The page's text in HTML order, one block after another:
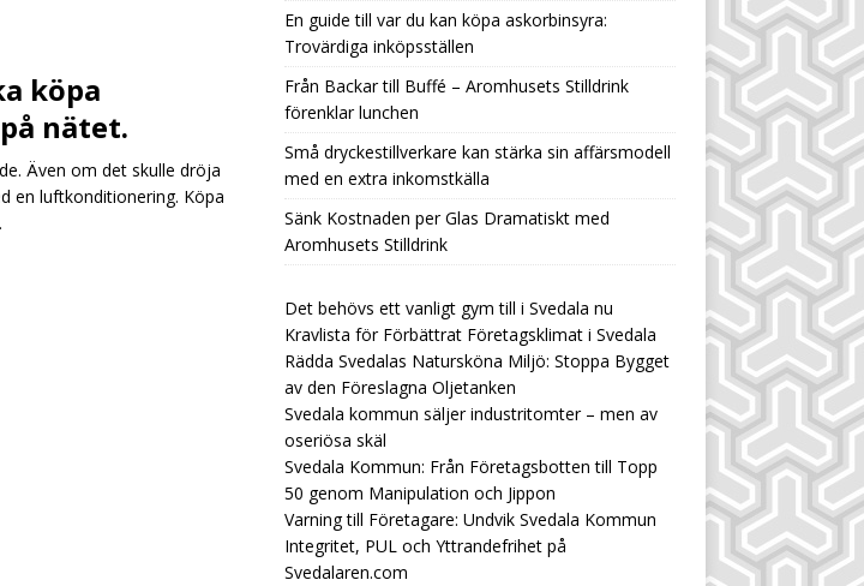
med Aromhusets Stilldrink
ersätta dyra flaskor i
köpa
nätet.
Även om det skulle dröja
en luftkonditionering. Köpa
En guide till var du kan köpa askorbinsyra:
Trovärdiga inköpsställen
Från Backar till Buffé – Aromhusets Stilldrink
förenklar lunchen
Små dryckestillverkare kan stärka sin affärsmodell
med en extra inkomstkälla
Sänk Kostnaden per Glas Dramatiskt med
Aromhusets Stilldrink
Det behövs ett vanligt gym till i Svedala nu
Kravlista för Förbättrat Företagsklimat i Svedala
Rädda Svedalas Natursköna Miljö: Stoppa Bygget
av den Föreslagna Oljetanken
Svedala kommun säljer industritomter – men av
oseriösa skäl
Svedala Kommun: Från Företagsbotten till Topp
50 genom Manipulation och Jippon
Varning till Företagare: Undvik Svedala Kommun
Integritet, PUL och Yttrandefrihet på
Svedalaren.com